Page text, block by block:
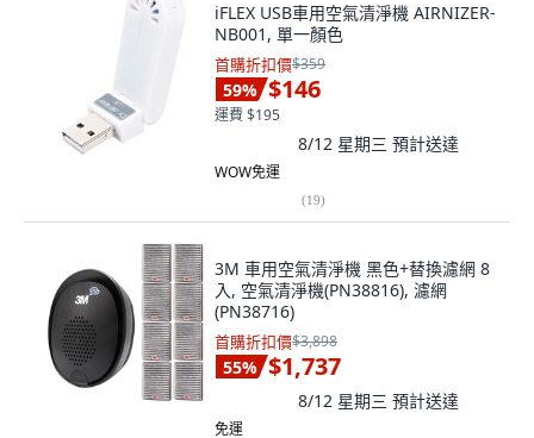
iFLEX USB車用空氣清淨機 AIRNIZER-
NB001, 單一顏色
首購折扣價$359
59% $146
運費 $195
8/12 星期三 預計送達
WOW免運
(19)
3M 車用空氣清淨機 黑色+替換濾網 8
入, 空氣清淨機(PN38816), 濾網
(PN38716)
首購折扣價$3,898
55% $1,737
8/12 星期三 預計送達
免運